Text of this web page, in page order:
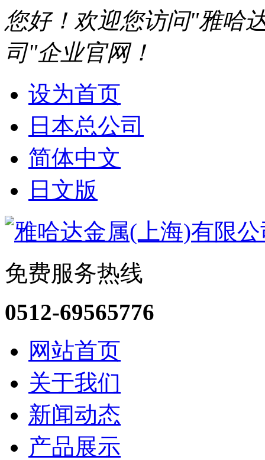
您好！欢迎您访问"雅哈
司"企业官网！
设为首页
日本总公司
简体中文
日文版
免费服务热线
0512-69565776
网站首页
关于我们
新闻动态
产品展示